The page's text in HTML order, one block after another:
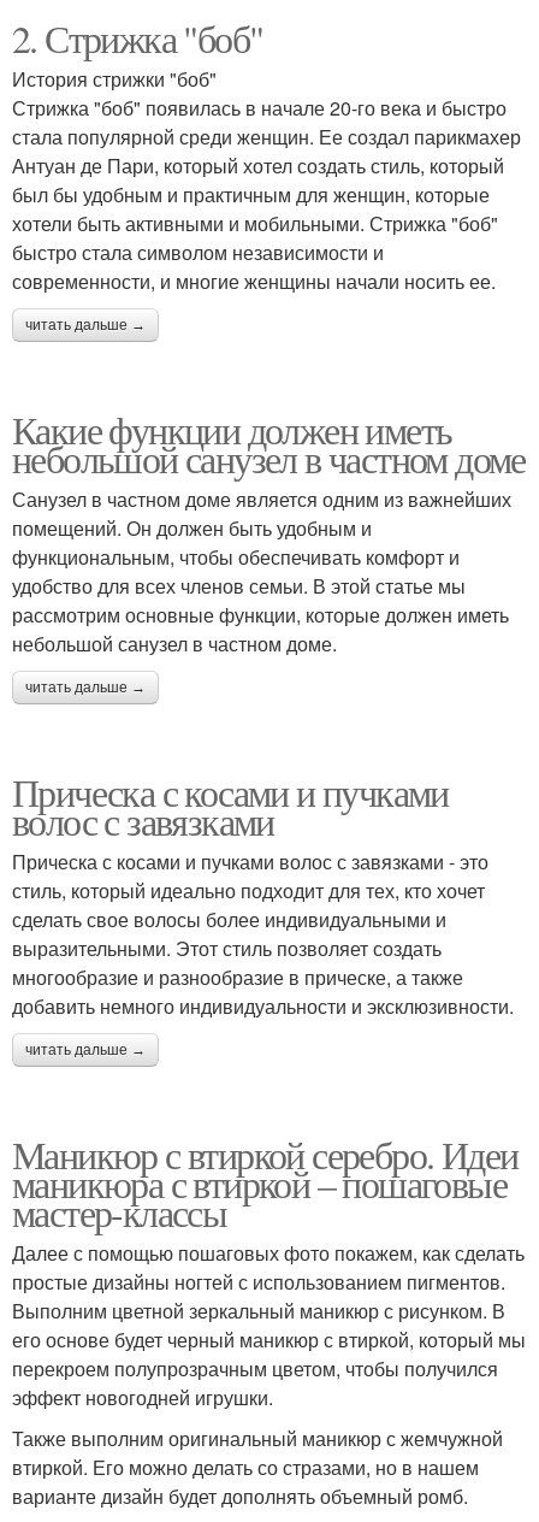
2. Стрижка "боб"
История стрижки "боб"
Стрижка "боб" появилась в начале 20-го века и быстро
стала популярной среди женщин. Ее создал парикмахер
Антуан де Пари, который хотел создать стиль, который
был бы удобным и практичным для женщин, которые
хотели быть активными и мобильными. Стрижка "боб"
быстро стала символом независимости и
современности, и многие женщины начали носить ее.
читать дальше →
Какие функции должен иметь
небольшой санузел в частном доме
Санузел в частном доме является одним из важнейших
помещений. Он должен быть удобным и
функциональным, чтобы обеспечивать комфорт и
удобство для всех членов семьи. В этой статье мы
рассмотрим основные функции, которые должен иметь
небольшой санузел в частном доме.
читать дальше →
Прическа с косами и пучками
волос с завязками
Прическа с косами и пучками волос с завязками - это
стиль, который идеально подходит для тех, кто хочет
сделать свое волосы более индивидуальными и
выразительными. Этот стиль позволяет создать
многообразие и разнообразие в прическе, а также
добавить немного индивидуальности и эксклюзивности.
читать дальше →
Маникюр с втиркой серебро. Идеи
маникюра с втиркой – пошаговые
мастер-классы
Далее с помощью пошаговых фото покажем, как сделать
простые дизайны ногтей с использованием пигментов.
Выполним цветной зеркальный маникюр с рисунком. В
его основе будет черный маникюр с втиркой, который мы
перекроем полупрозрачным цветом, чтобы получился
эффект новогодней игрушки.
Также выполним оригинальный маникюр с жемчужной
втиркой. Его можно делать со стразами, но в нашем
варианте дизайн будет дополнять объемный ромб.